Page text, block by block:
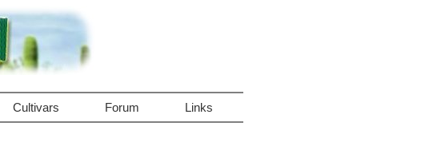
Cultivars Forum Links